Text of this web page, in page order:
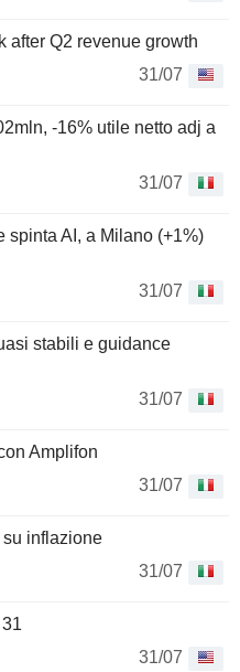
after Q2 revenue growth
31/07
-16% utile netto adj a
31/07
spinta AI, a Milano (+1%)
31/07
stabili e guidance
31/07
Amplifon
31/07
su inflazione
31/07
31/07